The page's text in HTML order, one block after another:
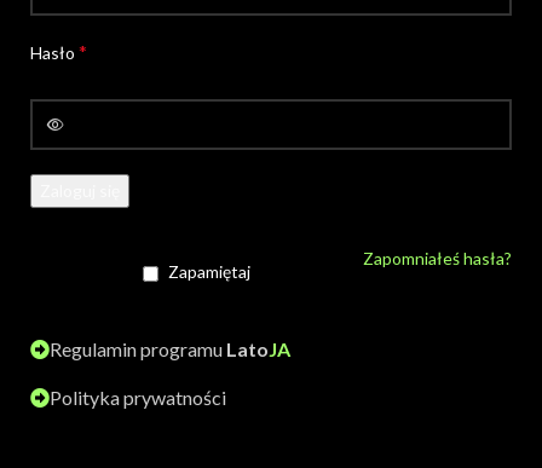
Hasło *
Zapomniałeś hasła?
Zapamiętaj
Regulamin programu LatoJA
Polityka prywatności